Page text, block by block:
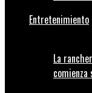
Entretenimiento
La